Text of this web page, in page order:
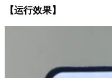
【运行效果】